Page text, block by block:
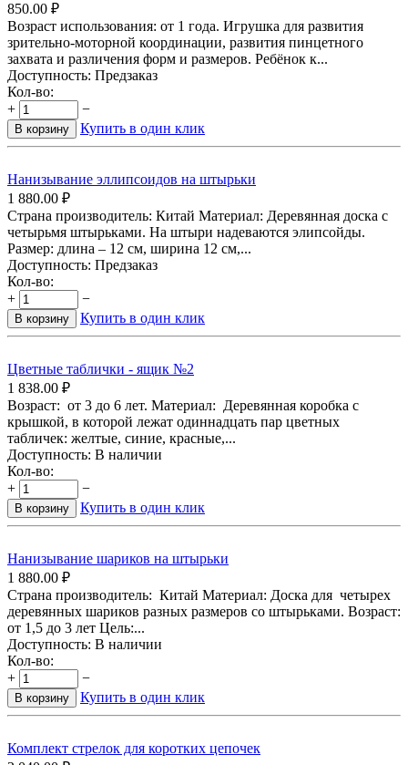
850.00 ₽
Возраст использования: от 1 года. Игрушка для развития
зрительно-моторной координации, развития пинцетного
захвата и различения форм и размеров. Ребёнок к...
Доступность: Предзаказ
Кол-во:
+
−
В корзину Купить в один клик
Нанизывание эллипсоидов на штырьки
1 880.00 ₽
Страна производитель: Китай Материал: Деревянная доска с
четырьмя штырьками. На штыри надеваются элипсойды.
Размер: длина – 12 см, ширина 12 см,...
Доступность: Предзаказ
Кол-во:
+
−
В корзину Купить в один клик
Цветные таблички - ящик №2
1 838.00 ₽
Возраст: от 3 до 6 лет. Материал: Деревянная коробка с
крышкой, в которой лежат одиннадцать пар цветных
табличек: желтые, синие, красные,...
Доступность: В наличии
Кол-во:
+
−
В корзину Купить в один клик
Нанизывание шариков на штырьки
1 880.00 ₽
Страна производитель: Китай Материал: Доска для четырех
деревянных шариков разных размеров со штырьками. Возраст:
от 1,5 до 3 лет Цель:...
Доступность: В наличии
Кол-во:
+
−
В корзину Купить в один клик
Комплект стрелок для коротких цепочек